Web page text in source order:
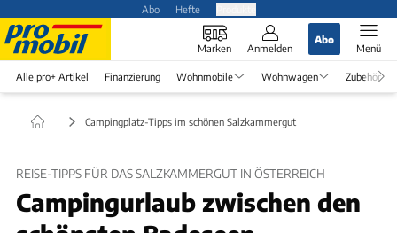
Abo Hefte
Marken Anmelden
Abo
Menü
Alle pro+ Artikel Finanzierung Wohnmobile Wohnwagen Zubehör
Campingplatz-Tipps im schönen Salzkammergut
REISE-TIPPS FÜR DAS SALZKAMMERGUT IN ÖSTERREICH
Campingurlaub zwischen den